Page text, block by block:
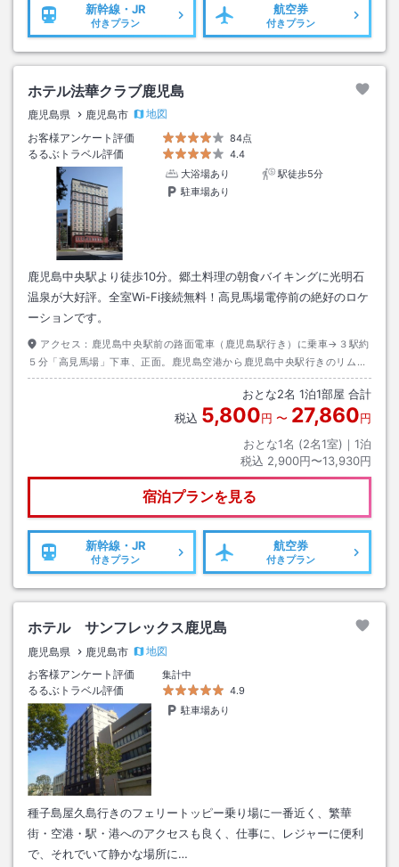
新幹線・JR
付きプラン
航空券
付きプラン
ホテル法華クラブ鹿児島
鹿児島県 鹿児島市
地図
お客様アンケート評価
84点
るるぶトラベル評価
4.4
大浴場あり
駅徒歩5分
駐車場あり
鹿児島中央駅より徒歩10分。郷土料理の朝食バイキングに光明石
温泉が大好評。全室Wi-Fi接続無料！高見馬場電停前の絶好のロケ
ーションです。
アクセス： 鹿児島中央駅前の路面電車（鹿児島駅行き）に乗車→３駅約
５分「高見馬場」下車、正面。鹿児島空港から鹿児島中央駅行きのリムジ
ンバスに乗車（約５０分）→天文館で下車。鹿児島中央駅方面に線路沿い
おとな2名 1泊1部屋 合計
税込 5,800円 〜 27,860円
おとな1名 (2名1室)｜ 1泊
税込 2,900円〜13,930円
宿泊プランを見る
新幹線・JR
付きプラン
航空券
付きプラン
ホテル サンフレックス鹿児島
鹿児島県 鹿児島市
地図
お客様アンケート評価
集計中
るるぶトラベル評価
4.9
駐車場あり
種子島屋久島行きのフェリートッピー乗り場に一番近く、繁華
街・空港・駅・港へのアクセスも良く、仕事に、レジャーに便利
で、それでいて静かな場所に…